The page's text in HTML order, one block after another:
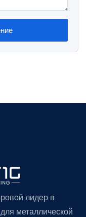
лидер в
металлической